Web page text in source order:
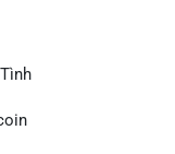
nhất, cá voi đang
sàn giao dịch, tạo
hướng tăng; thứ
không quá lớn để
sức tạo biến động